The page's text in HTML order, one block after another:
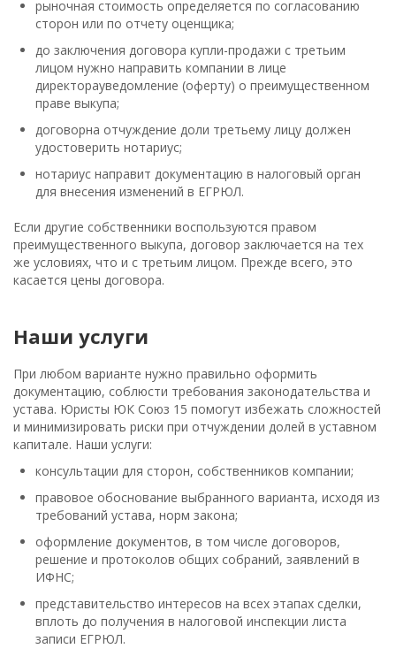
рыночная стоимость определяется по согласованию
сторон или по отчету оценщика;
до заключения договора купли-продажи с третьим
лицом нужно направить компании в лице
директорауведомление (оферту) о преимущественном
праве выкупа;
договорна отчуждение доли третьему лицу должен
удостоверить нотариус;
нотариус направит документацию в налоговый орган
для внесения изменений в ЕГРЮЛ.
Если другие собственники воспользуются правом
преимущественного выкупа, договор заключается на тех
же условиях, что и с третьим лицом. Прежде всего, это
касается цены договора.
Наши услуги
При любом варианте нужно правильно оформить
документацию, соблюсти требования законодательства и
устава. Юристы ЮК Союз 15 помогут избежать сложностей
и минимизировать риски при отчуждении долей в уставном
капитале. Наши услуги:
консультации для сторон, собственников компании;
правовое обоснование выбранного варианта, исходя из
требований устава, норм закона;
оформление документов, в том числе договоров,
решение и протоколов общих собраний, заявлений в
ИФНС;
представительство интересов на всех этапах сделки,
вплоть до получения в налоговой инспекции листа
записи ЕГРЮЛ.